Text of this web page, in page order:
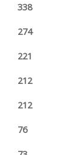
338
274
221
212
212
76